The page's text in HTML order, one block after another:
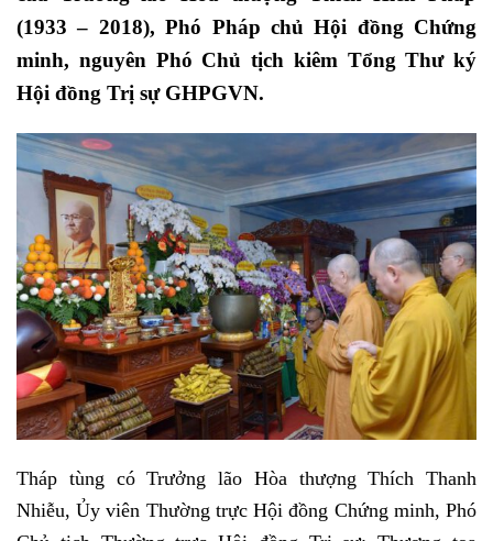
(1933 – 2018), Phó Pháp chủ Hội đồng Chứng
minh, nguyên Phó Chủ tịch kiêm Tổng Thư ký
Hội đồng Trị sự GHPGVN.
Tháp tùng có Trưởng lão Hòa thượng Thích Thanh
Nhiễu, Ủy viên Thường trực Hội đồng Chứng minh, Phó